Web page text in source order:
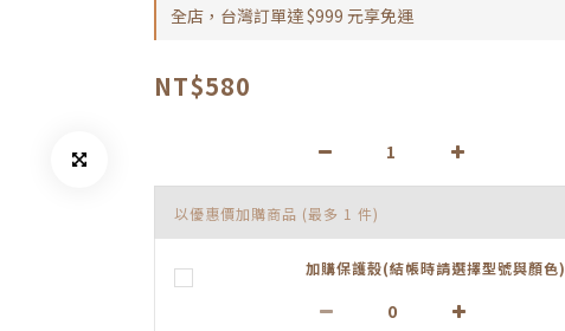
全店，台灣訂單達 $999 元享免運
NT$580
以優惠價加購商品 (最多 1 件)
加購保護殼(結帳時請選擇型號與顏色)